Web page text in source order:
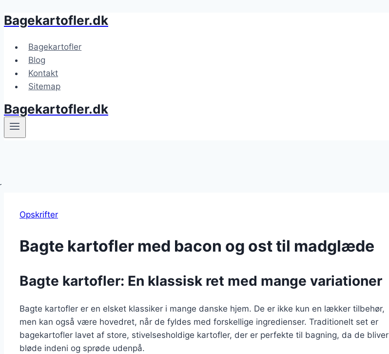
Fortsæt
indhold
Bagekartofler.dk
Bagekartofler
Blog
Kontakt
Sitemap
Bagekartofler.dk
Opskrifter
Bagte kartofler med bacon og ost til madglæde
Bagte kartofler: En klassisk ret med mange variationer
Bagte kartofler er en elsket klassiker i mange danske hjem. De er ikke kun en lækker tilbehør,
men kan også være hovedret, når de fyldes med forskellige ingredienser. Traditionelt set er
bagekartofler lavet af store, stivelsesholdige kartofler, der er perfekte til bagning, da de bliver
bløde indeni og sprøde udenpå.